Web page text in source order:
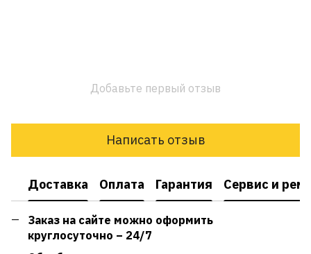
Добавьте первый отзыв
Написать отзыв
Доставка Оплата Гарантия Сервис и
Заказ на сайте можно оформить
круглосуточно – 24/7